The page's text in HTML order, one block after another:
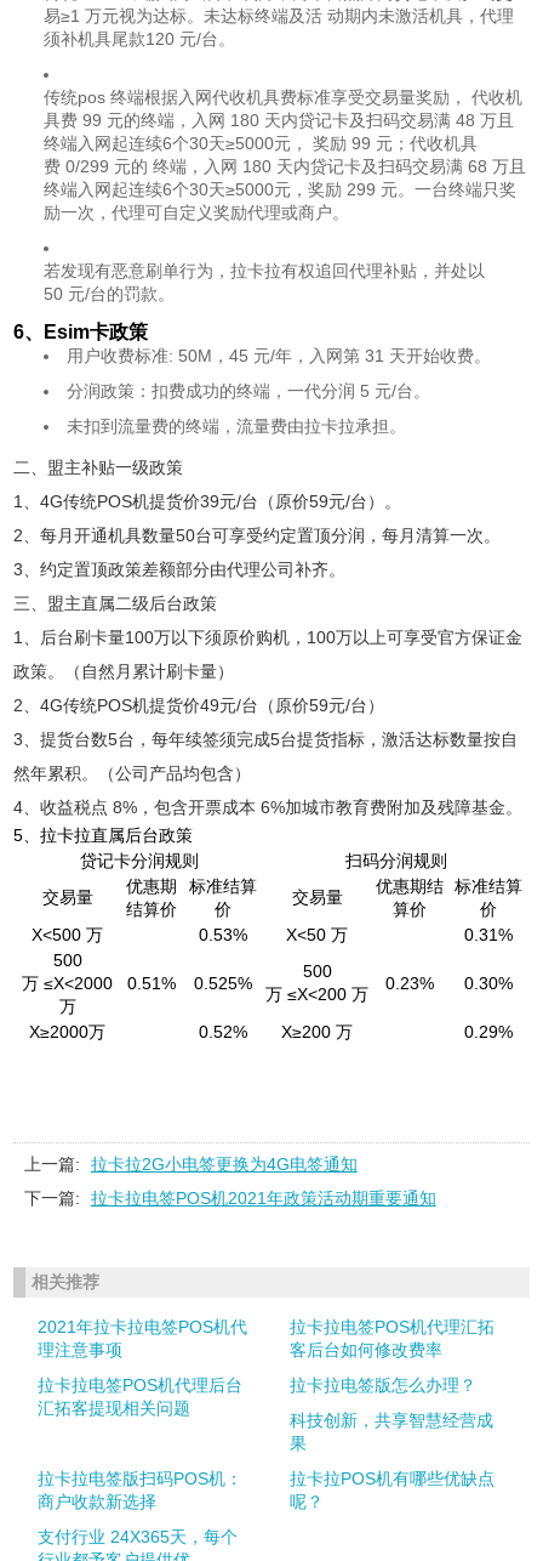
易≥1 万元视为达标。未达标终端及活 动期内未激活机具，代理
须补机具尾款120 元/台。
传统pos 终端根据入网代收机具费标准享受交易量奖励， 代收机
具费 99 元的终端，入网 180 天内贷记卡及扫码交易满 48 万且
终端入网起连续6个30天≥5000元， 奖励 99 元；代收机具
费 0/299 元的 终端，入网 180 天内贷记卡及扫码交易满 68 万且
终端入网起连续6个30天≥5000元，奖励 299 元。一台终端只奖
励一次，代理可自定义奖励代理或商户。
若发现有恶意刷单行为，拉卡拉有权追回代理补贴，并处以
50 元/台的罚款。
6、Esim卡政策
用户收费标准: 50M，45 元/年，入网第 31 天开始收费。
分润政策：扣费成功的终端，一代分润 5 元/台。
未扣到流量费的终端，流量费由拉卡拉承担。
二、盟主补贴一级政策
1、4G传统POS机提货价39元/台（原价59元/台）。
2、每月开通机具数量50台可享受约定置顶分润，每月清算一次。
3、约定置顶政策差额部分由代理公司补齐。
三、盟主直属二级后台政策
1、后台刷卡量100万以下须原价购机，100万以上可享受官方保证金
政策。（自然月累计刷卡量）
2、4G传统POS机提货价49元/台（原价59元/台）
3、提货台数5台，每年续签须完成5台提货指标，激活达标数量按自
然年累积。（公司产品均包含）
4、收益税点 8%，包含开票成本 6%加城市教育费附加及残障基金。
5、拉卡拉直属后台政策
贷记卡分润规则
扫码分润规则
交易量
优惠期
结算价
标准结算
价
交易量
优惠期结
算价
标准结算
价
X<500 万
0.51%
0.53% X<50 万
0.23%
0.31%
500
万 ≤X<2000
万
0.525%
500
万 ≤X<200 万
0.30%
X≥2000万 0.52% X≥200 万 0.29%
上一篇:
拉卡拉2G小电签更换为4G电签通知
下一篇:
拉卡拉电签POS机2021年政策活动期重要通知
相关推荐
2021年拉卡拉电签POS机代
理注意事项
拉卡拉电签POS机代理汇拓
客后台如何修改费率
拉卡拉电签POS机代理后台
汇拓客提现相关问题
拉卡拉电签版怎么办理？
科技创新，共享智慧经营成
果
拉卡拉电签版扫码POS机：
商户收款新选择
拉卡拉POS机有哪些优缺点
呢？
支付行业 24X365天，每个